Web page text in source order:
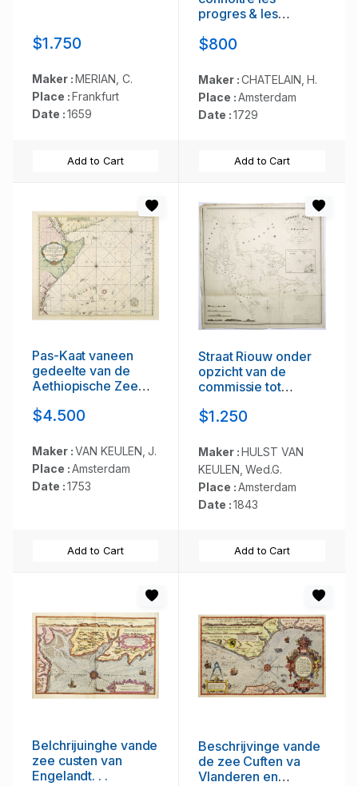
$1.750
Maker :MERIAN, C.
Place :Frankfurt
Date :1659
Add to Cart
progres & les
$800
Maker :CHATELAIN, H.
Place :Amsterdam
Date :1729
Add to Cart
Pas-Kaat vaneen
gedeelte van de
Aethiopische Zee
Kusten Zanguebar,
een gedeelte van de
Arabische Kust. . .
$4.500
Maker :VAN KEULEN, J.
Place :Amsterdam
Date :1753
Add to Cart
Straat Riouw onder
opzicht van de
commissie tot
Indische
$1.250
Maker :HULST VAN
KEULEN, Wed.G.
Place :Amsterdam
Date :1843
Add to Cart
Belchrijuinghe vande
zee custen van
Engelandt. . .
Beschrijvinge vande
de zee Cuften va
Vlanderen en